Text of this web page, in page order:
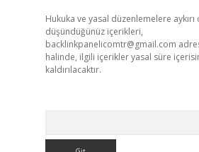
Hukuka ve yasal düzenlemelere
düşündüğünüz içerikleri,
backlinkpanelicomtr@gmail.com
halinde, ilgili içerikler yasal süre
kaldırılacaktır.